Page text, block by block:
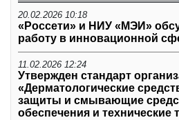
20.02.2026 10:18
«Россети» и НИУ «МЭИ»
работу в инновационной
11.02.2026 12:24
Утвержден стандарт
«Дерматологические
защиты и смывающие
обеспечения и технические